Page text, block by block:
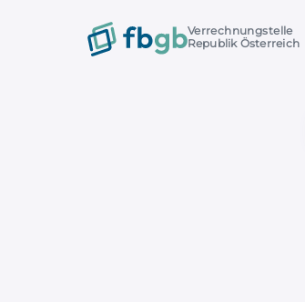
Verrechnungstelle
Republik Österreich